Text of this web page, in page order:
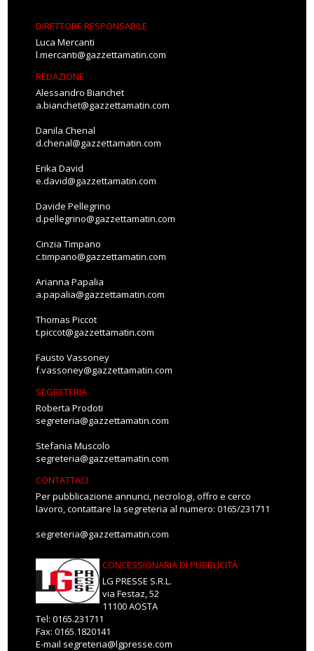
DIRETTORE RESPONSABILE
Luca Mercanti
l.mercanti@gazzettamatin.com
REDAZIONE
Alessandro Bianchet
a.bianchet@gazzettamatin.com
Danila Chenal
d.chenal@gazzettamatin.com
Erika David
e.david@gazzettamatin.com
Davide Pellegrino
d.pellegrino@gazzettamatin.com
Cinzia Timpano
c.timpano@gazzettamatin.com
Arianna Papalia
a.papalia@gazzettamatin.com
Thomas Piccot
t.piccot@gazzettamatin.com
Fausto Vassoney
f.vassoney@gazzettamatin.com
SEGRETERIA
Roberta Prodoti
segreteria@gazzettamatin.com
Stefania Muscolo
segreteria@gazzettamatin.com
CONTATTACI
Per pubblicazione annunci, necrologi, offro e cerco
lavoro, contattare la segreteria al numero: 0165/231711
segreteria@gazzettamatin.com
CONCESSIONARIA DI PUBBLICITÀ
LG PRESSE S.R.L.
via Festaz, 52
11100 AOSTA
Tel: 0165.231711
Fax: 0165.1820141
E-mail segreteria@lgpresse.com